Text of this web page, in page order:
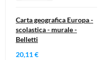
Carta geografica Europa -
scolastica - murale -
Belletti
20,11 €